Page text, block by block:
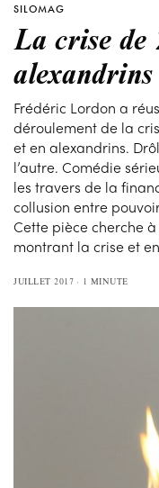
SILOMAG
La crise de
alexandrins
Frédéric Lordon a
déroulement de la
et en alexandrins.
l’autre. Comédie
les travers de la
collusion entre
Cette pièce cherche
montrant la crise et
JUILLET 2017 1 MINUTE